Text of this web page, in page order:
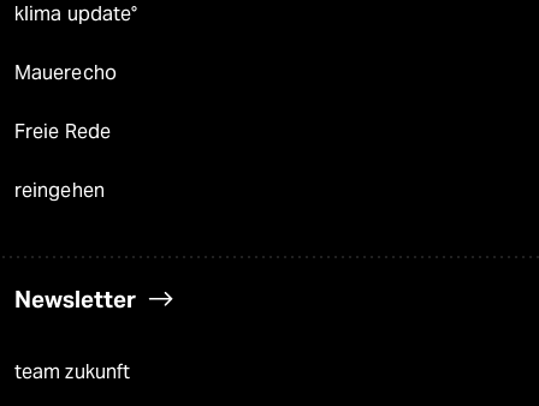
klima update°
Mauerecho
Freie Rede
reingehen
Newsletter
team zukunft